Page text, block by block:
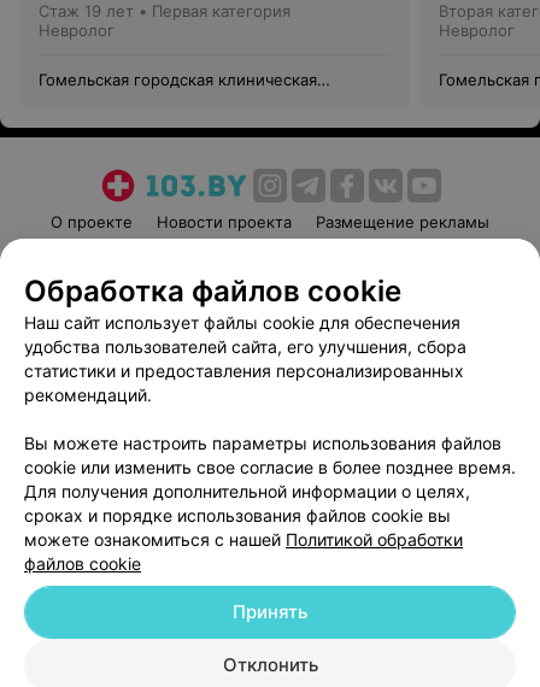
Стаж 19 лет • Первая категория
Невролог
Гомельская городская клиническая
Вторая
Невролог
Гомельская
О проекте Новости проекта
Размещение рекламы
Пользовательское соглашение
Способы оплаты
Вакансии
Партнеры
Написать руководителю 103.by
Обработка персональных данных
© 2026 ООО «Артокс Лаб», УНП 191700409
| 220012, Республика Беларусь,
Обработка файлов cookie
Наш сайт использует файлы cookie для обеспечения
удобства пользователей сайта, его улучшения, сбора
статистики и предоставления персонализированных
рекомендаций.
Вы можете настроить параметры использования файлов
cookie или изменить свое согласие в более позднее время.
Для получения дополнительной информации о целях,
сроках и порядке использования файлов cookie вы
можете ознакомиться с нашей Политикой обработки
файлов cookie
Отклонить
Принять